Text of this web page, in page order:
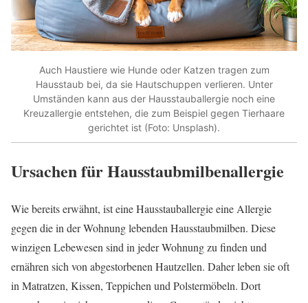
Auch Haustiere wie Hunde oder Katzen tragen zum
Hausstaub bei, da sie Hautschuppen verlieren. Unter
Umständen kann aus der Hausstauballergie noch eine
Kreuzallergie entstehen, die zum Beispiel gegen Tierhaare
gerichtet ist (Foto: Unsplash).
Ursachen für Hausstaubmilbenallergie
Wie bereits erwähnt, ist eine Hausstauballergie eine Allergie
gegen die in der Wohnung lebenden Hausstaubmilben. Diese
winzigen Lebewesen sind in jeder Wohnung zu finden und
ernähren sich von abgestorbenen Hautzellen. Daher leben sie oft
in Matratzen, Kissen, Teppichen und Polstermöbeln. Dort